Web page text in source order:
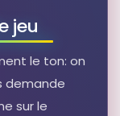
Spitfire
jeu
le ton: on
demande
sur le